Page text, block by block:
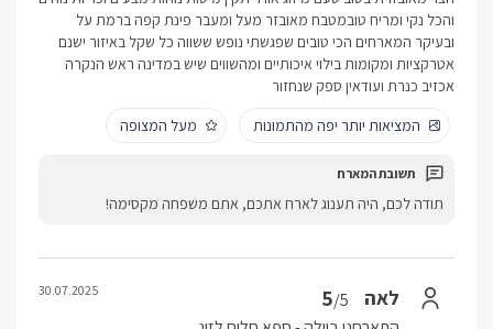
והכל נקי ומריח טובמטבח מאובזר מעל ומעבר פינת קפה ברמת על
ובעיקר המארחים הכי טובים שפגשתי נופש ששווה כל שקל באיזור ישנם
אטרקציות ומקומות בילוי איכותיים ומהשווים שיש במדינה ראש הנקרה
אכזיב כנרת ועודאין ספק שנחזור
המציאות יותר יפה מהתמונות
מעל המצופה
תודה לכם, היה תענוג לארח אתכם, אתם משפחה מקסימה!
לאה 5/5
30.07.2025